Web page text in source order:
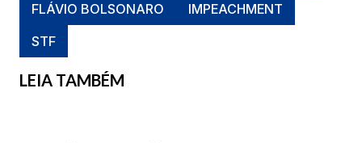
FLÁVIO BOLSONARO
IMPEACHMENT
STF
LEIA TAMBÉM